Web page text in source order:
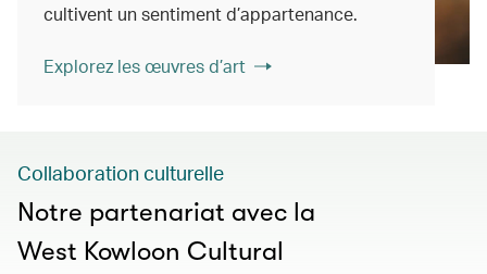
cultivent un sentiment d’appartenance.
Explorez les œuvres d’art
Collaboration culturelle
Notre partenariat avec la
West Kowloon Cultural